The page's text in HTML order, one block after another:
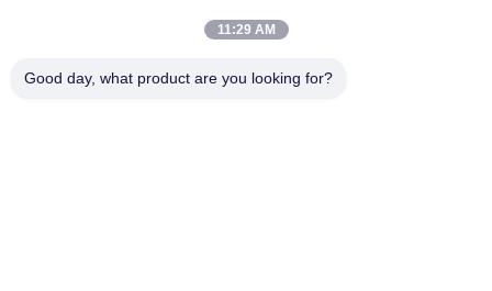
Grote Smeltende
11:29 AM
Good day, what product are you looking for?